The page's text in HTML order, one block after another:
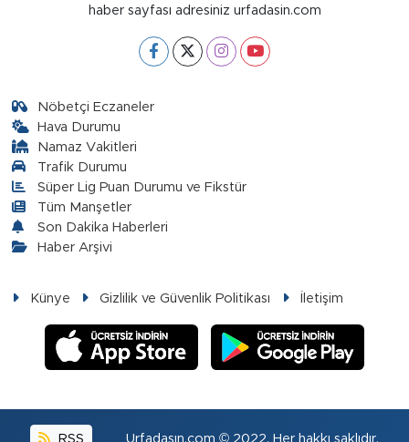
haber sayfası adresiniz urfadasin.com
Nöbetçi Eczaneler
Hava Durumu
Namaz Vakitleri
Trafik Durumu
Süper Lig Puan Durumu ve Fikstür
Tüm Manşetler
Son Dakika Haberleri
Haber Arşivi
Künye Gizlilik ve Güvenlik Politikası İletişim
RSS Urfadasın.com © 2022. Her hakkı saklıdır.